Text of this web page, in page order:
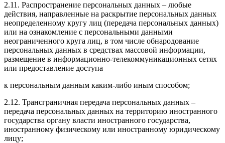
2.11. Распространение персональных данных – любые
действия, направленные на раскрытие персональных данных
неопределенному кругу лиц (передача персональных данных)
или на ознакомление с персональными данными
неограниченного круга лиц, в том числе обнародование
персональных данных в средствах массовой информации,
размещение в информационно-телекоммуникационных сетях
или предоставление доступа
к персональным данным каким-либо иным способом;
2.12. Трансграничная передача персональных данных –
передача персональных данных на территорию иностранного
государства органу власти иностранного государства,
иностранному физическому или иностранному юридическому
лицу;